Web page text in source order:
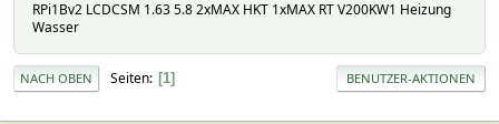
RPi1Bv2 LCDCSM 1.63 5.8 2xMAX HKT 1xMAX RT V200KW1 Heizung
Wasser
NACH OBEN Seiten 1 BENUTZER-AKTIONEN